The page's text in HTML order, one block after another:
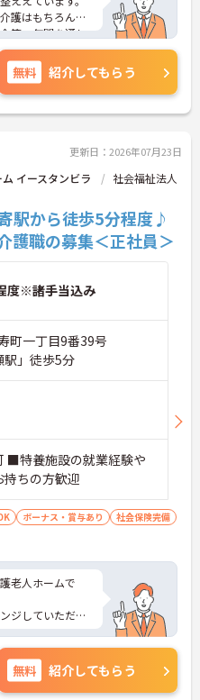
護はもちろん医
等、年間を通し
員まで教育研修
トなど、詳細を
談ください。
無料 紹介してもらう
更新日：2026年07月23日
イースタンビラ
社会福祉法人
駅から徒歩5分程度♪
護職の募集＜正社員＞
度※諸手当込み
町一丁目9番39号
駅」徒歩5分
■特養施設の就業経験や
ちの方歓迎
ボーナス・賞与あり
社会保険完備
老人ホームで
ジしていただけ
あるので、通勤
。
い合わせくださ
無料 紹介してもらう